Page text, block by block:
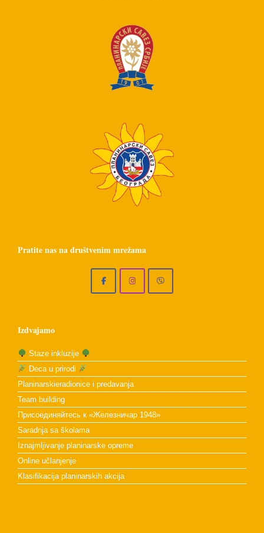
Pratite nas na društvenim mrežama
Izdvajamo
Staze inkluzije
Deca u prirodi
Planinarskieradionice i predavanja
Team building
Присоединяйтесь к «Железничар 1948»
Saradnja sa školama
Iznajmljivanje planinarske opreme
Online učlanjenje
Klasifikacija planinarskih akcija